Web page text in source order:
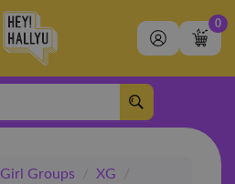
0
Girl Groups / XG
/